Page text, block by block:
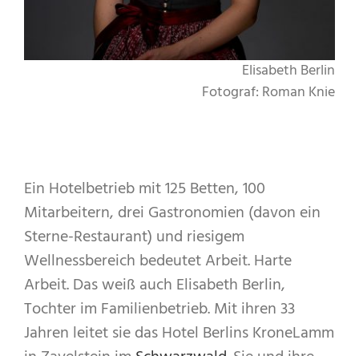
Elisabeth Berlin
Fotograf: Roman Knie
Ein Hotelbetrieb mit 125 Betten, 100
Mitarbeitern, drei Gastronomien (davon ein
Sterne-Restaurant) und riesigem
Wellnessbereich bedeutet Arbeit. Harte
Arbeit. Das weiß auch Elisabeth Berlin,
Tochter im Familienbetrieb. Mit ihren 33
Jahren leitet sie das Hotel Berlins KroneLamm